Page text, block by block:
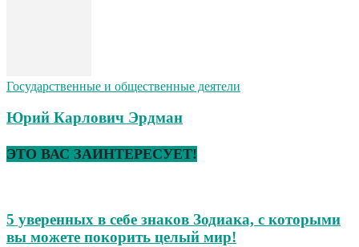
Государственные и общественные деятели
Юрий Карлович Эрдман
ЭТО ВАС ЗАИНТЕРЕСУЕТ!
5 уверенных в себе знаков Зодиака, c которыми
вы можете покорить целый мир!